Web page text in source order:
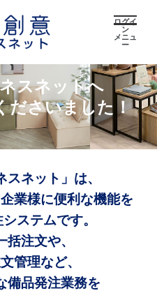
ログイ
ン
メニュ
ー
スネットへ
ださいました！
スネット」は、
業様に便利な機能を
ステムです。
注文や、
管理など、
備品発注業務を